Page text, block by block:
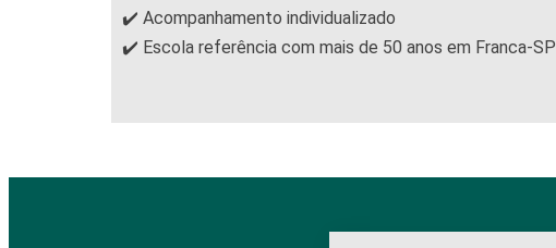
✔️ Acompanhamento individualizado
✔️ Escola referência com mais de 50 anos em Franca-SP